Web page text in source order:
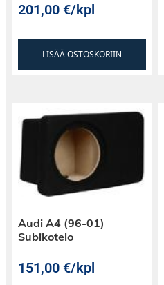
201,00€/kpl
LISÄÄ OSTOSKORIIN
Audi A4 (96-01)
Subikotelo
151,00€/kpl